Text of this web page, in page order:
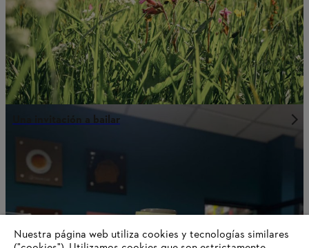
Una invitación a bailar
Nuestra página web utiliza cookies y tecnologías similares